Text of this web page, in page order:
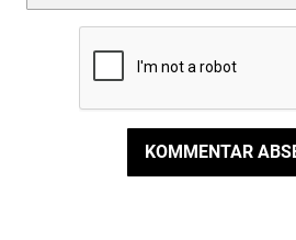
KOMMENTAR